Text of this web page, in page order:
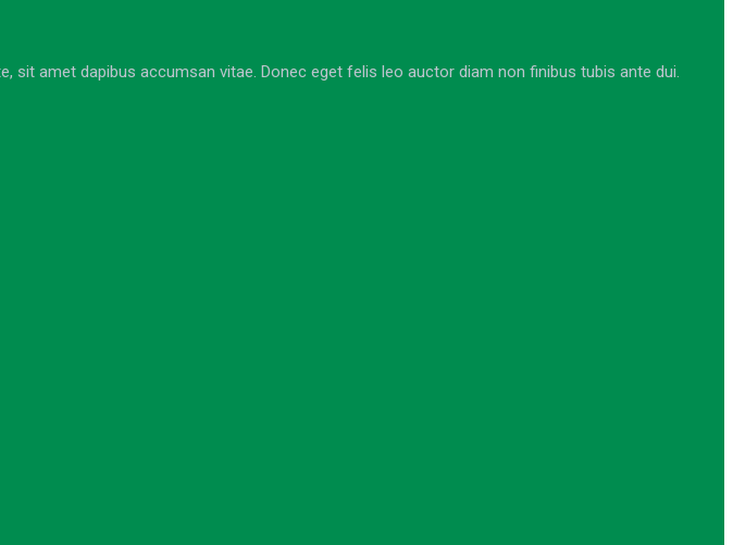
amet dapibus accumsan vitae. Donec eget felis leo auctor diam non finibus tubis ante dui.